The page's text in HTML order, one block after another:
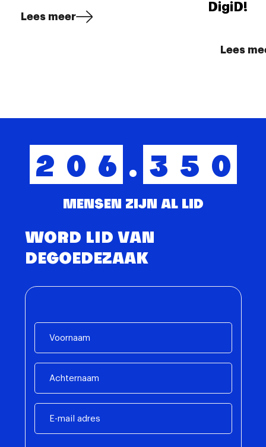
Lees meer
DigiD!
Lees
2 0 6 . 3 5 0
MENSEN ZIJN AL LID
WORD LID VAN
DEGOEDEZAAK